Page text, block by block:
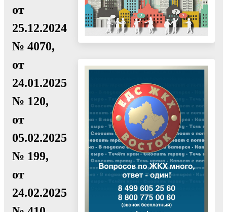
от
25.12.2024
№ 4070,
от
24.01.2025
№ 120,
от
05.02.2025
№ 199,
от
24.02.2025